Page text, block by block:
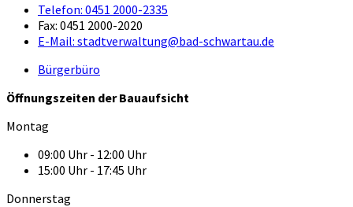
Telefon: 0451 2000-2335
Fax: 0451 2000-2020
E-Mail: stadtverwaltung@bad-schwartau.de
Bürgerbüro
Öffnungszeiten der Bauaufsicht
Montag
09:00 Uhr - 12:00 Uhr
15:00 Uhr - 17:45 Uhr
Donnerstag